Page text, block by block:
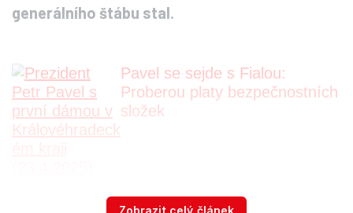
generálního štábu stal.
Pavel se sejde s Fialou:
Proberou platy bezpečnostních
složek
Zobrazit celý článek